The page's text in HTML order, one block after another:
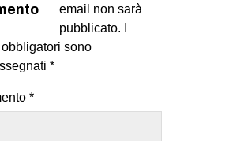
email non sarà
pubblicato.
sono
*
*